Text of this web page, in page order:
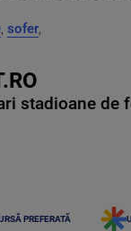
, sofer,
stadioane de
PREFERATĂ